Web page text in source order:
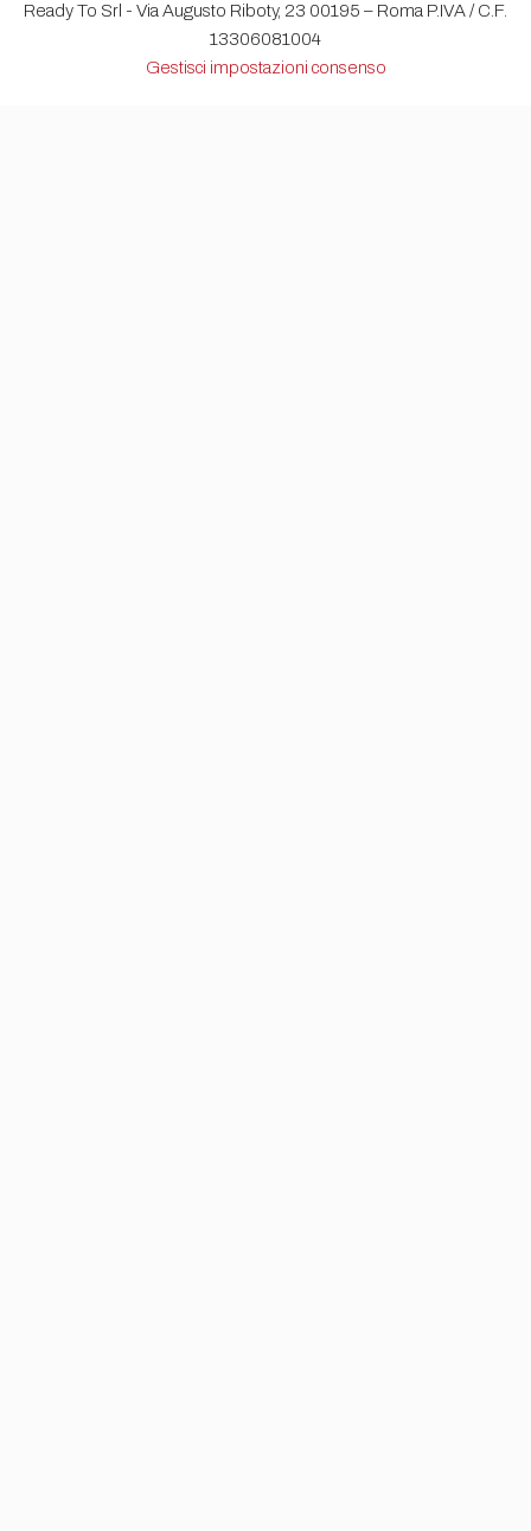
Ready To Srl - Via Augusto Riboty, 23 00195 – Roma P.IVA / C.F.
13306081004
Gestisci impostazioni consenso